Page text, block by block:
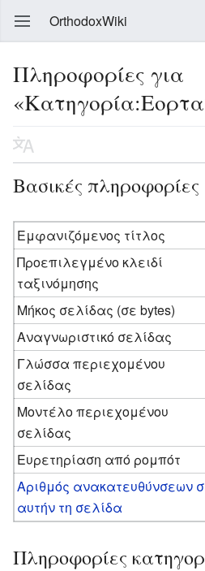
OrthodoxWiki
Πληροφορίες για
Βασικές πληροφορίες
Εμφανιζόμενος τίτλος
Προεπιλεγμένο κλειδί
ταξινόμησης
Μήκος σελίδας (σε bytes)
Αναγνωριστικό σελίδας
Γλώσσα περιεχομένου
σελίδας
Μοντέλο περιεχομένου
σελίδας
Ευρετηρίαση από ρομπότ
Αριθμός ανακατευθύνσεων
αυτήν τη σελίδα
Πληροφορίες